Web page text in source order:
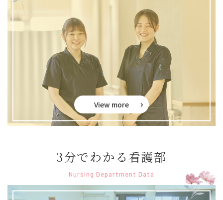
View more
3分でわかる看護部
Nursing Department Data